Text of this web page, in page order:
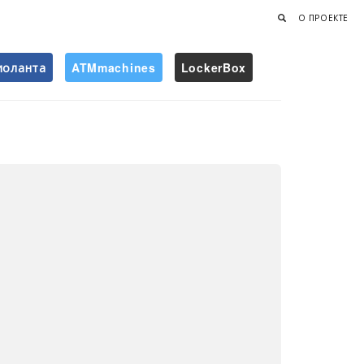
О ПРОЕКТЕ
ATMmachines LockerBox